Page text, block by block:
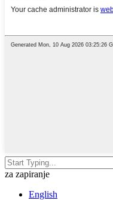
za zapiranje
English